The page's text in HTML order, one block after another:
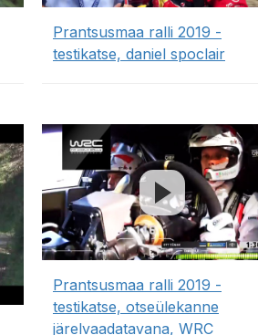
Prantsusmaa ralli 2019 -
testikatse, daniel spoclair
Prantsusmaa ralli 2019 -
testikatse, otseülekanne
järelvaadatavana, WRC